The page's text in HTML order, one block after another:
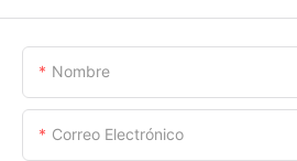
Nombre
Correo Electrónico